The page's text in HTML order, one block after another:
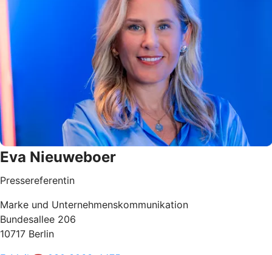
Eva Nieuweboer
Pressereferentin
Marke und Unternehmenskommunikation
Bundesallee 206
10717 Berlin